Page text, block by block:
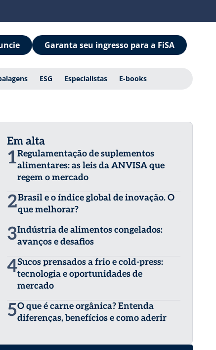
Garanta seu ingresso para a FiSA
ESG Especialistas E-books
Em alta
1Regulamentação de suplementos
alimentares: as leis da ANVISA que
regem o mercado
2Brasil e o índice global de inovação. O
que melhorar?
3Indústria de alimentos congelados:
avanços e desafios
4Sucos prensados a frio e cold-press:
tecnologia e oportunidades de
mercado
5O que é carne orgânica? Entenda
diferenças, benefícios e como aderir